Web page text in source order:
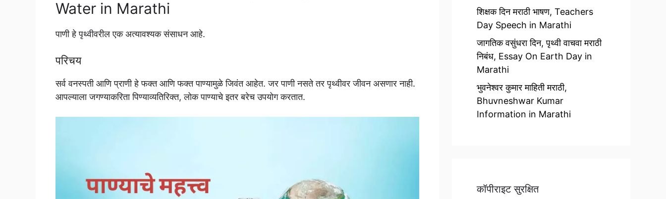
Water in Marathi
पाणी हे पृथ्वीवरील एक अत्यावश्यक संसाधन आहे.
परिचय
सर्व वनस्पती आणि प्राणी हे फक्त आणि फक्त पाण्यामुळे जिवंत आहेत. जर पाणी नसते तर पृथ्वीवर जीवन असणार नाही.
आपल्याला जगण्याकरिता पिण्याव्यतिरिक्त, लोक पाण्याचे इतर बरेच उपयोग करतात.
शिक्षक दिन मराठी भाषण, Teachers
Day Speech in Marathi
जागतिक वसुंधरा दिन, पृथ्वी वाचवा मराठी
निबंध, Essay On Earth Day in
Marathi
भुवनेश्वर कुमार माहिती मराठी,
Bhuvneshwar Kumar
Information in Marathi
कॉपीराइट सुरक्षित